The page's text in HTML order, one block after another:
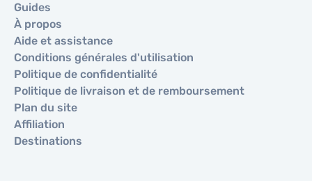
Guides
À propos
Aide et assistance
Conditions générales d'utilisation
Politique de confidentialité
Politique de livraison et de remboursement
Plan du site
Affiliation
Destinations